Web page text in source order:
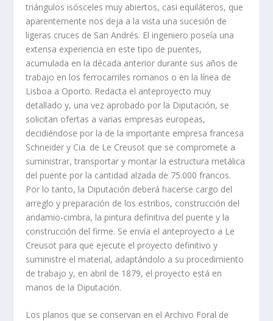
triángulos isósceles muy abiertos, casi equiláteros, que
aparentemente nos deja a la vista una sucesión de
ligeras cruces de San Andrés. El ingeniero poseía una
extensa experiencia en este tipo de puentes,
acumulada en la década anterior durante sus años de
trabajo en los ferrocarriles romanos o en la línea de
Lisboa a Oporto. Redacta el anteproyecto muy
detallado y, una vez aprobado por la Diputación, se
solicitan ofertas a varias empresas europeas,
decidiéndose por la de la importante empresa francesa
Schneider y Cia. de Le Creusot que se compromete a
suministrar, transportar y montar la estructura metálica
del puente por la cantidad alzada de 75.000 francos.
Por lo tanto, la Diputación deberá hacerse cargo del
arreglo y preparación de los estribos, construcción del
andamio-cimbra, la pintura definitiva del puente y la
construcción del firme. Se envía el anteproyecto a Le
Creusot para que ejecute el proyecto definitivo y
suministre el material, adaptándolo a su procedimiento
de trabajo y, en abril de 1879, el proyecto está en
manos de la Diputación.
Los planos que se conservan en el Archivo Foral de